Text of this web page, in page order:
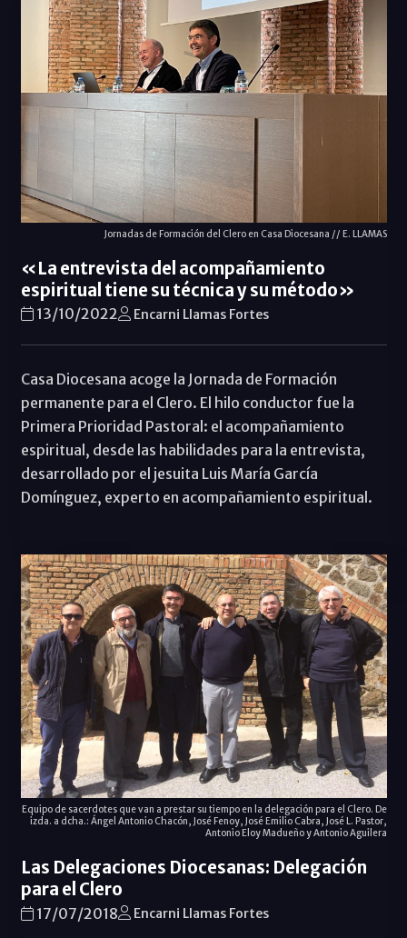
Jornadas de Formación del Clero en Casa Diocesana // E. LLAMAS
«La entrevista del acompañamiento
espiritual tiene su técnica y su método»
13/10/2022 Encarni Llamas Fortes
Casa Diocesana acoge la Jornada de Formación
permanente para el Clero. El hilo conductor fue la
Primera Prioridad Pastoral: el acompañamiento
espiritual, desde las habilidades para la entrevista,
desarrollado por el jesuita Luis María García
Domínguez, experto en acompañamiento espiritual.
Equipo de sacerdotes que van a prestar su tiempo en la delegación para el Clero. De
izda. a dcha.: Ángel Antonio Chacón, José Fenoy, José Emilio Cabra, José L. Pastor,
Antonio Eloy Madueño y Antonio Aguilera
Las Delegaciones Diocesanas: Delegación
para el Clero
17/07/2018 Encarni Llamas Fortes